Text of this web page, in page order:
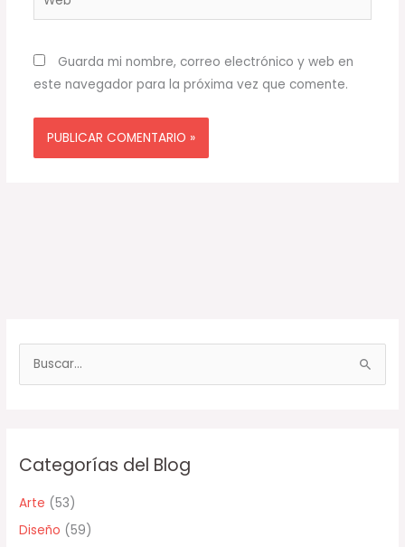
Guarda mi nombre, correo electrónico y web en
este navegador para la próxima vez que comente.
u
a
p
o
Categorías del Blog
Arte (53)
Diseño (59)